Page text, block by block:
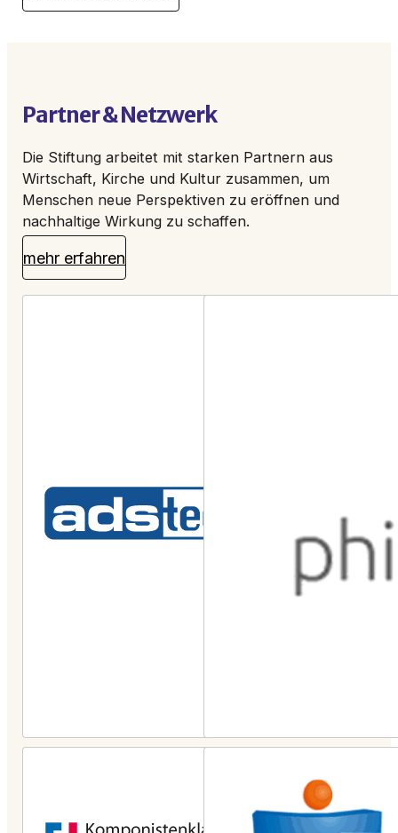
Partner & Netzwerk
Die Stiftung arbeitet mit starken Partnern aus
Wirtschaft, Kirche und Kultur zusammen, um
Menschen neue Perspektiven zu eröffnen und
nachhaltige Wirkung zu schaffen.
mehr erfahren